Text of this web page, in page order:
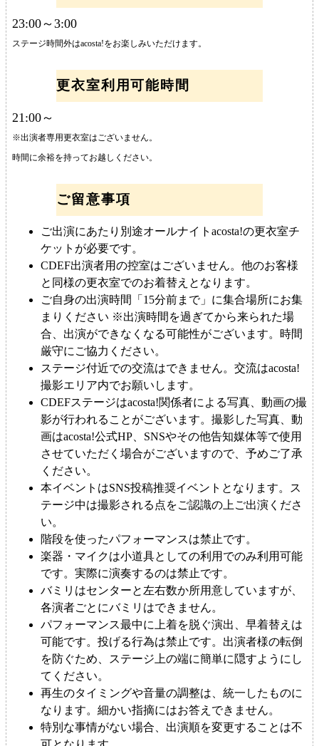
23:00～3:00
ステージ時間外はacosta!をお楽しみいただけます。
更衣室利用可能時間
21:00～
※出演者専用更衣室はございません。
時間に余裕を持ってお越しください。
ご留意事項
ご出演にあたり別途オールナイトacosta!の更衣室チ
ケットが必要です。
CDEF出演者用の控室はございません。他のお客様
と同様の更衣室でのお着替えとなります。
ご自身の出演時間「15分前まで」に集合場所にお集
まりください ※出演時間を過ぎてから来られた場
合、出演ができなくなる可能性がございます。時間
厳守にご協力ください。
ステージ付近での交流はできません。交流はacosta!
撮影エリア内でお願いします。
CDEFステージはacosta!関係者による写真、動画の撮
影が行われることがございます。撮影した写真、動
画はacosta!公式HP、SNSやその他告知媒体等で使用
させていただく場合がございますので、予めご了承
ください。
本イベントはSNS投稿推奨イベントとなります。ス
テージ中は撮影される点をご認識の上ご出演くださ
い。
階段を使ったパフォーマンスは禁止です。
楽器・マイクは小道具としての利用でのみ利用可能
です。実際に演奏するのは禁止です。
バミリはセンターと左右数か所用意していますが、
各演者ごとにバミリはできません。
パフォーマンス最中に上着を脱ぐ演出、早着替えは
可能です。投げる行為は禁止です。出演者様の転倒
を防ぐため、ステージ上の端に簡単に隠すようにし
てください。
再生のタイミングや音量の調整は、統一したものに
なります。細かい指摘にはお答えできません。
特別な事情がない場合、出演順を変更することは不